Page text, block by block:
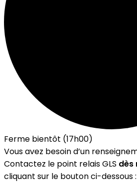
Ferme bientôt (17h00)
Vous avez besoin d’un
Contactez le point relais GLS dès
cliquant sur le bouton ci-dessous :